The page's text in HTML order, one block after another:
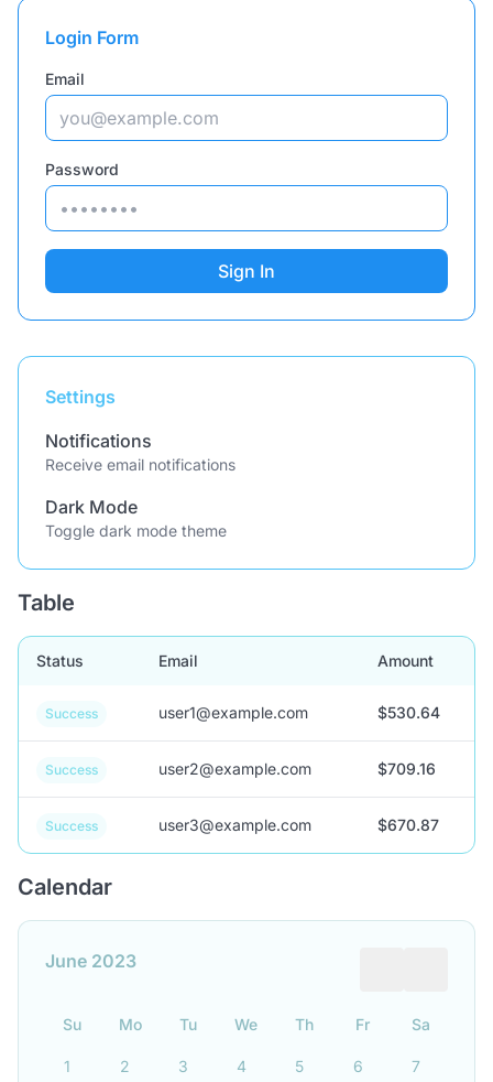
Login Form
Email
Password
Sign In
Settings
Notifications
Receive email notifications
Dark Mode
Toggle dark mode theme
Table
Status Email Amount
Success user1@example.com $530.64
Success user2@example.com $709.16
Success user3@example.com $670.87
Calendar
June 2023
Su Mo Tu We Th Fr Sa
1 2 3 4 5 6 7